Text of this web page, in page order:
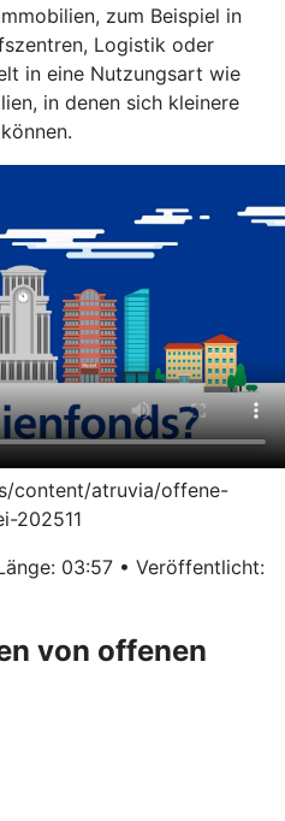
zum Beispiel in
Logistik oder
in eine Nutzungsart wie
in denen sich kleinere
content/atruvia/offene-
202511
03:57 • Veröffentlicht:
von offenen